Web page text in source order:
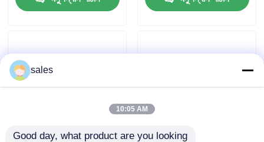
উদ্ধৃতির জন্য আবেদন
নিরাপত্তা চশমা গগলস
sales
10:05 AM
Good day, what product are you looking